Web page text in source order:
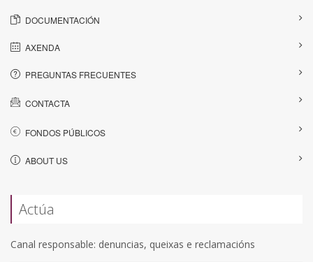
DOCUMENTACIÓN
AXENDA
PREGUNTAS FRECUENTES
CONTACTA
FONDOS PÚBLICOS
ABOUT US
Actúa
Canal responsable: denuncias, queixas e reclamacións